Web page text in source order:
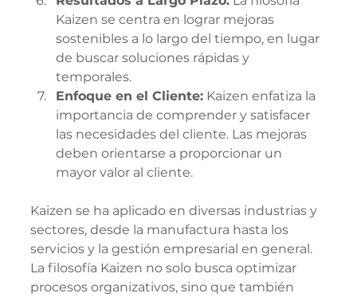
Kaizen se centra en lograr mejoras
sostenibles a lo largo del tiempo, en lugar
de buscar soluciones rápidas y
temporales.
Enfoque en el Cliente: Kaizen enfatiza la
importancia de comprender y satisfacer
las necesidades del cliente. Las mejoras
deben orientarse a proporcionar un
mayor valor al cliente.
Kaizen se ha aplicado en diversas industrias y
sectores, desde la manufactura hasta los
servicios y la gestión empresarial en general.
La filosofía Kaizen no solo busca optimizar
procesos organizativos, sino que también